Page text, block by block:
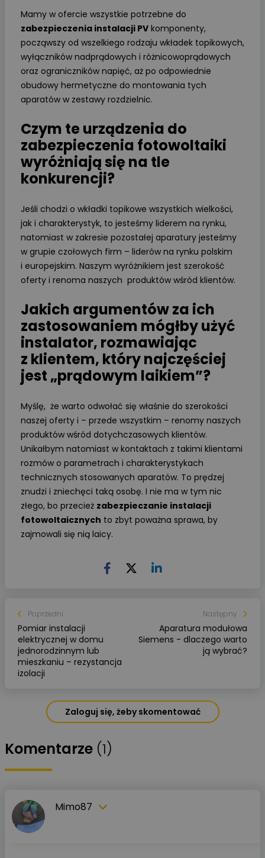
Mamy w ofercie wszystkie potrzebne do
zabezpieczenia instalacji PV komponenty,
począwszy od wszelkiego rodzaju wkładek topikowych,
wyłączników nadprądowych i różnicowoprądowych
oraz ograniczników napięć, aż po odpowiednie
obudowy hermetyczne do montowania tych
aparatów w zestawy rozdzielnic.
Czym te urządzenia do
zabezpieczenia fotowoltaiki
wyróżniają się na tle
konkurencji?
Jeśli chodzi o wkładki topikowe wszystkich wielkości,
jak i charakterystyk, to jesteśmy liderem na rynku,
natomiast w zakresie pozostałej aparatury jesteśmy
w grupie czołowych firm – liderów na rynku polskim
i europejskim. Naszym wyróżnikiem jest szerokość
oferty i renoma naszych produktów wśród klientów.
Jakich argumentów za ich
zastosowaniem mógłby użyć
instalator, rozmawiając
z klientem, który najczęściej
jest „prądowym laikiem”?
Myślę, że warto odwołać się właśnie do szerokości
naszej oferty i – przede wszystkim – renomy naszych
produktów wśród dotychczasowych klientów.
Unikałbym natomiast w kontaktach z takimi klientami
rozmów o parametrach i charakterystykach
technicznych stosowanych aparatów. To prędzej
znudzi i zniechęci taką osobę. I nie ma w tym nic
złego, bo przecież zabezpieczanie instalacji
fotowoltaicznych to zbyt poważna sprawa, by
zajmowali się nią laicy.
Poprzedni
Pomiar instalacji
elektrycznej w domu
jednorodzinnym lub
mieszkaniu – rezystancja
izolacji
Następny
Aparatura modułowa
Siemens - dlaczego warto
ją wybrać?
Zaloguj się, żeby skomentować
Komentarze (1)
Mimo87